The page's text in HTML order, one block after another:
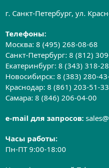
г. Санкт-Петербург, ул.
Телефоны:
Москва:8 (495) 268-08-68
Санкт-Петербург:8 (812)
Екатеринбург:8 (343) 318-
Новосибирск:8 (383) 280-
Краснодар:8 (861) 203-51-33
Самара:8 (846) 206-04-00
e-mail для запросов:
Часы работы:
Пн-ПТ 9:00-18:00